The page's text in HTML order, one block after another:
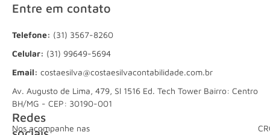
Entre em contato
Telefone: (31) 3567-8260
Celular: (31) 99649-5694
Email: costaesilva@costaesilvacontabilidade.com.br
Av. Augusto de Lima, 479, Sl 1516 Ed. Tech Tower Bairro: Centro
BH/MG - CEP: 30190-001
Redes
Nos acompanhe nas